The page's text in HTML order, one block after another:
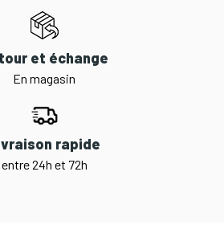
et échange
En magasin
rapide
entre 24h et 72h